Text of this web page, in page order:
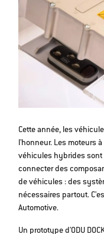
Cette année, les
l'honneur. Les moteurs
véhicules hybrides sont
connecter des
de véhicules : des
nécessaires partout.
Automotive.
Un prototype d'ODU